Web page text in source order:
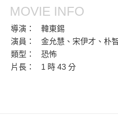
MOVIE INFO
導演：
韓東錫
演員：
金允慧、宋伊才、朴
類型：
恐怖
片長：
1 時 43 分